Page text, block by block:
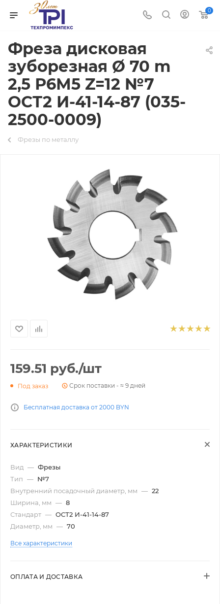
0
Фреза дисковая
зуборезная Ø 70 m
2,5 Р6М5 Z=12 №7
ОСТ2 И-41-14-87 (035-
2500-0009)
Фрезы по металлу
159.51 руб./шт
Под заказ Срок поставки - ≈ 9 дней
Бесплатная доставка от 2000 BYN
ХАРАКТЕРИСТИКИ
Вид — Фрезы
Тип — №7
Внутренний посадочный диаметр, мм — 22
Ширина, мм — 8
Стандарт — ОСТ2 И-41-14-87
Диаметр, мм — 70
Все характеристики
ОПЛАТА И ДОСТАВКА